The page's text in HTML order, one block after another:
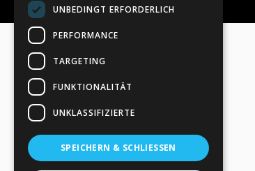
UNBEDINGT ERFORDERLICH
PERFORMANCE
TARGETING
FUNKTIONALITÄT
UNKLASSIFIZIERTE
SPEICHERN & SCHLIESSEN